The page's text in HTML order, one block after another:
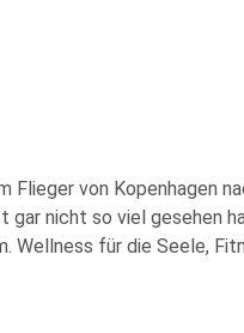
von Kopenhagen
nicht so viel gesehen
Wellness für die Seele,